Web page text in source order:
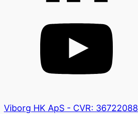
Viborg HK ApS - CVR: 36722088